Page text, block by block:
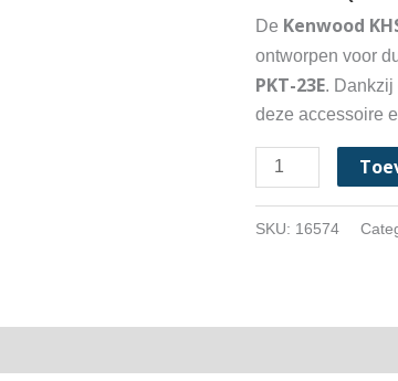
De Kenwood
ontworpen voor
PKT-23E. Dankzij
deze accessoire
Kenwood
KHS-
(D-
SKU: 16574